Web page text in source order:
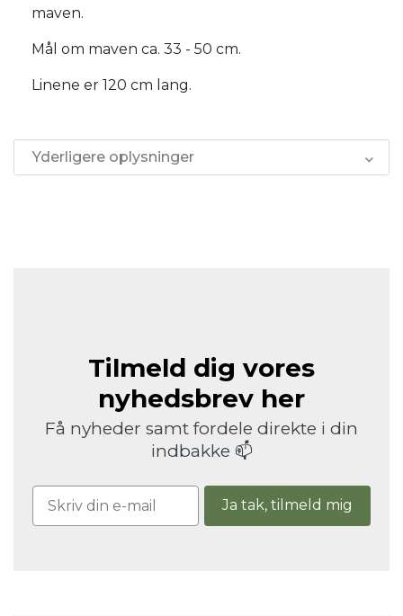
maven.
Mål om maven ca. 33 - 50 cm.
Linene er 120 cm lang.
Yderligere oplysninger
Tilmeld dig vores
nyhedsbrev her
Få nyheder samt fordele direkte i din
indbakke 📫
Ja tak, tilmeld mig